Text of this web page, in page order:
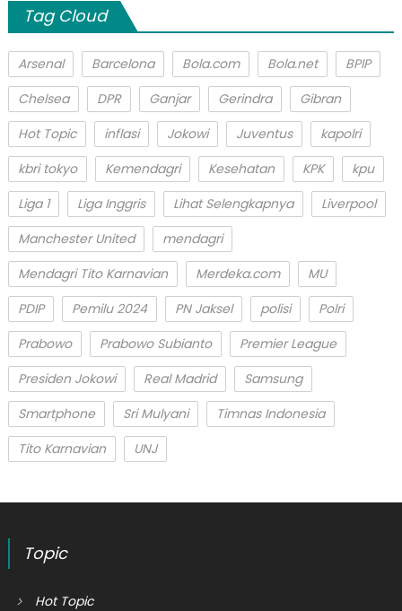
Tag Cloud
Arsenal Barcelona Bola.com Bola.net
BPIP
Chelsea
DPR Ganjar Gerindra
Gibran
Hot Topic
inflasi Jokowi Juventus
kapolri
kbri tokyo
Kemendagri Kesehatan KPK
kpu
Liga 1
Liga Inggris Lihat Selengkapnya
Liverpool
Manchester United
mendagri
Mendagri Tito Karnavian
Merdeka.com
MU
PDIP
Pemilu 2024 PN Jaksel polisi
Polri
Prabowo
Prabowo Subianto
Premier League
Presiden Jokowi
Real Madrid
Samsung
Smartphone
Sri Mulyani
Timnas Indonesia
Tito Karnavian
UNJ
Topic
Hot Topic